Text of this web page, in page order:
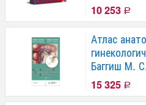
10 253 Р
Атлас
Баггиш М.
15 325 Р